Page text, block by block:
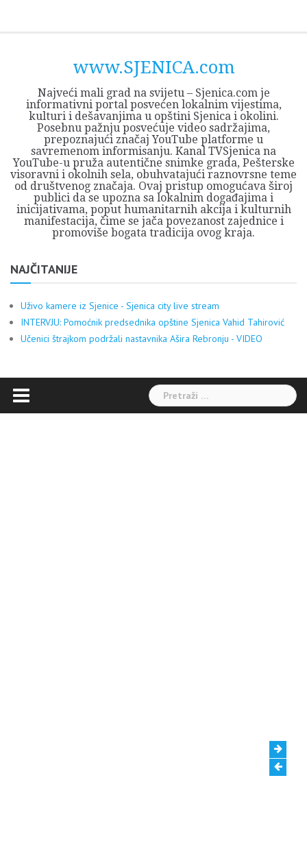
www.SJENICA.com
Najveći mali grad na svijetu – Sjenica.com je
informativni portal posvećen lokalnim vijestima,
kulturi i dešavanjima u opštini Sjenica i okolini.
Posebnu pažnju posvećuje video sadržajima,
prepoznajući značaj YouTube platforme u
savremenom informisanju. Kanal TVSjenica na
YouTube-u pruža autentične snimke grada, Pešterske
visoravni i okolnih sela, obuhvatajući raznovrsne teme
od društvenog značaja. Ovaj pristup omogućava široj
publici da se upozna sa lokalnim događajima i
inicijativama, poput humanitarnih akcija i kulturnih
manifestacija, čime se jača povezanost zajednice i
promoviše bogata tradicija ovog kraja.
NAJČITANIJE
Uživo kamere iz Sjenice - Sjenica city live stream
INTERVJU: Pomoćnik predsednika opštine Sjenica Vahid Tahirović
Učenici štrajkom podržali nastavnika Ašira Rebronju - VIDEO
Pretraga: